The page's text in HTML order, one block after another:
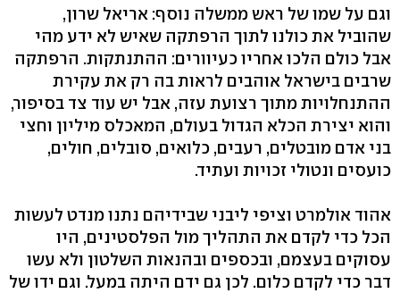
וגם על שמו של ראש ממשלה נוסף: אריאל שרון,
שהוביל את כולנו לתוך הרפתקה שאיש לא ידע מהי
אבל כולם הלכו אחריו כעיוורים: ההתנתקות. הרפתקה
שרבים בישראל אוהבים לראות בה רק את עקירת
ההתנחלויות מתוך רצועת עזה, אבל יש עוד צד בסיפור,
והוא יצירת הכלא הגדול בעולם, המאכלס מיליון וחצי
בני אדם מובטלים, רעבים, כלואים, סובלים, חולים,
כועסים ונטולי זכויות ועתיד.
אהוד אולמרט וציפי ליבני שבידיהם נתנו מנדט לעשות
הכל כדי לקדם את התהליך מול הפלסטינים, היו
עסוקים בעצמם, ובכספים ובהנאות השלטון ולא עשו
דבר כדי לקדם כלום. לכן גם ידם היתה במעל. וגם ידו של